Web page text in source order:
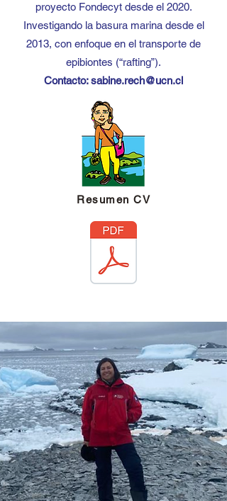
proyecto Fondecyt desde el 2020.
Investigando la basura marina desde el
2013, con enfoque en el transporte de
epibiontes (“rafting”).
Contacto:sabine.rech@ucn.cl
Resumen CV